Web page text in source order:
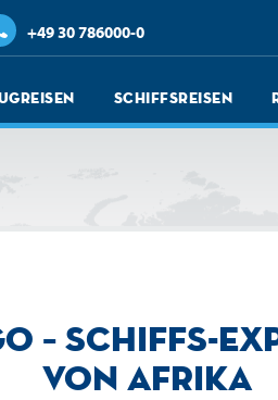
+49 30 786000-0
Schiffsreisen
– Schiffs-
von Afrika